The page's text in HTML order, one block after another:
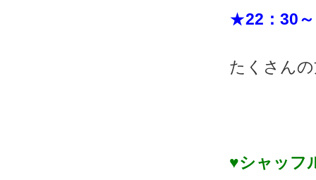
★22：30～
たくさん
♥シャッフ